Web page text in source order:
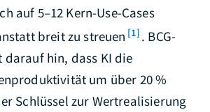
auf 5–12 Kern-Use-Cases
breit zu streuen [1] . BCG-
darauf hin, dass KI die
um über 20 %
Schlüssel zur Wertrealisierung